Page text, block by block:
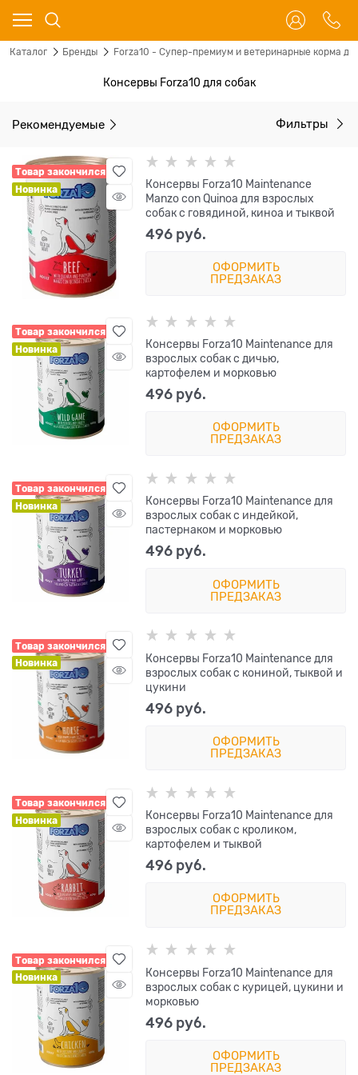
Каталог Бренды Forza10 - Супер-премиум и ветеринарные корма
Консервы Forza10 для собак
Рекомендуемые Фильтры
Товар закончился
Новинка
Консервы Forza10 Maintenance
Manzo con Quinoa для взрослых
собак с говядиной, киноа и тыквой
496 руб.
ОФОРМИТЬ
ПРЕДЗАКАЗ
Товар закончился
Новинка
Консервы Forza10 Maintenance для
взрослых собак с дичью,
картофелем и морковью
496 руб.
ОФОРМИТЬ
ПРЕДЗАКАЗ
Товар закончился
Новинка
Консервы Forza10 Maintenance для
взрослых собак с индейкой,
пастернаком и морковью
496 руб.
ОФОРМИТЬ
ПРЕДЗАКАЗ
Товар закончился
Новинка
Консервы Forza10 Maintenance для
взрослых собак с кониной, тыквой и
цукини
496 руб.
ОФОРМИТЬ
ПРЕДЗАКАЗ
Товар закончился
Новинка
Консервы Forza10 Maintenance для
взрослых собак с кроликом,
картофелем и тыквой
496 руб.
ОФОРМИТЬ
ПРЕДЗАКАЗ
Товар закончился
Новинка
Консервы Forza10 Maintenance для
взрослых собак с курицей, цукини и
морковью
496 руб.
ОФОРМИТЬ
ПРЕДЗАКАЗ